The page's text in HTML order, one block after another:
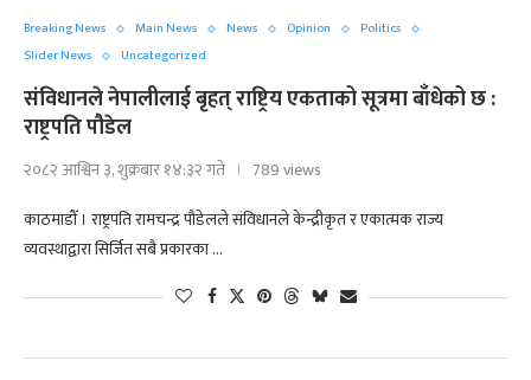
Breaking News Main News News Opinion
Politics
Slider News
Uncategorized
संविधानले नेपालीलाई बृहत् राष्ट्रिय एकताको सूत्रमा बाँधेको छ :
राष्ट्रपति पौडेल
२०८२ आश्विन ३, शुक्रबार १४:३२ गते
789 views
काठमाडौँ । राष्ट्रपति रामचन्द्र पौडेलले संविधानले केन्द्रीकृत र एकात्मक राज्य
व्यवस्थाद्वारा सिर्जित सबै प्रकारका …